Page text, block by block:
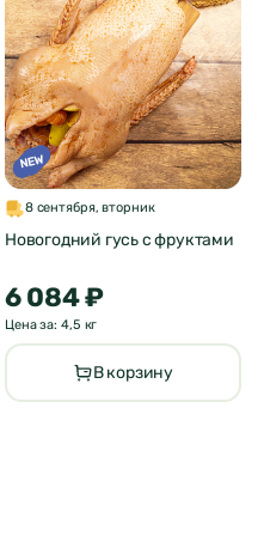
8 сентября, вторник
Новогодний гусь с фруктами
6 084 ₽
Цена за: 4,5 кг
В корзину